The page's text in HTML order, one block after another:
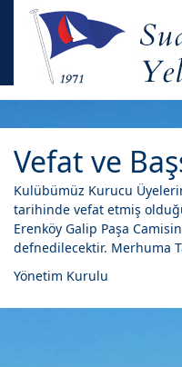
Vefat ve
Kulübümüz Kurucu
tarihinde vefat etmiş
Erenköy Galip Paşa
defnedilecektir. Merhuma
Yönetim Kurulu